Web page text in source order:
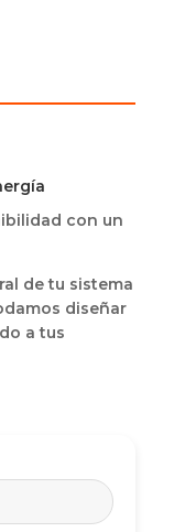
con un
de tu sistema
diseñar
a tus